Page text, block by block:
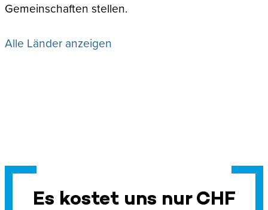
Gemeinschaften stellen.
Alle Länder anzeigen
Es kostet uns nur CHF